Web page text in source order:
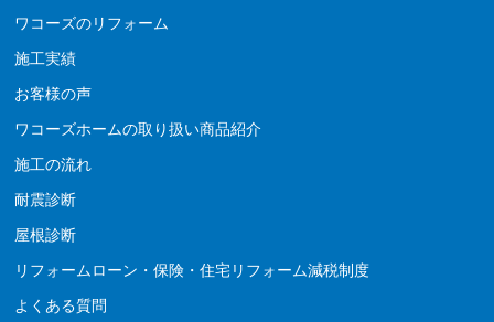
ワコーズのリフォーム
施工実績
お客様の声
ワコーズホームの取り扱い商品紹介
施工の流れ
耐震診断
屋根診断
リフォームローン・保険・住宅リフォーム減税制度
よくある質問